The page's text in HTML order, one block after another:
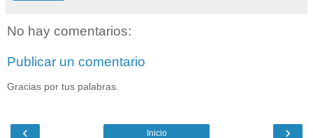
No hay comentarios:
Publicar un comentario
Gracias por tus palabras.
‹ ›
Inicio